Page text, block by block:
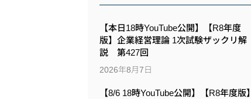
【本日18時YouTube公開】【R8年度
版】企業経営理論 1次試験ザックリ解
説 第427回
2026年8月7日
【8/6 18時YouTube公開】【R8年度版】